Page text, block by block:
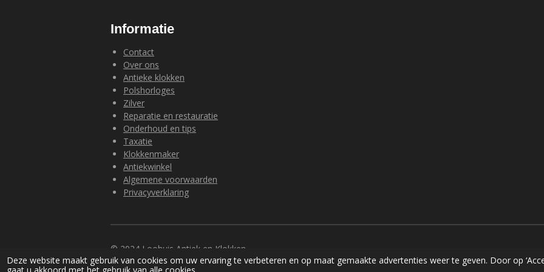
Deze website maakt gebruik van cookies om uw ervaring te verbeteren en op maat gemaakte advertenties weer te geven. Door op
Informatie
Contact
Over ons
Antieke klokken
Polshorloges
Zilver
Reparatie en restauratie
Onderhoud en tips
Taxatie
Klokkenmaker
Antiekwinkel
Algemene voorwaarden
Privacyverklaring
© 2024 Loohuis Antiek en Klokken